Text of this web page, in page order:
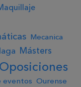
Mecanica
Másters
Oposiciones
eventos Ourense